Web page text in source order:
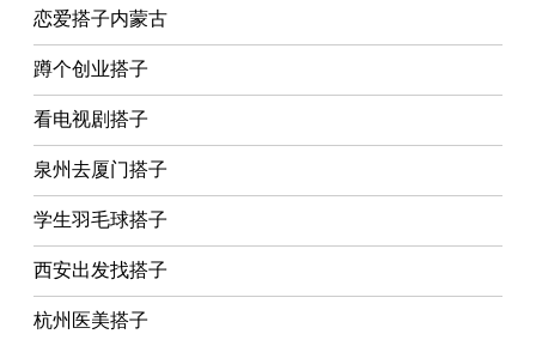
恋爱搭子内蒙古
蹲个创业搭子
看电视剧搭子
泉州去厦门搭子
学生羽毛球搭子
西安出发找搭子
杭州医美搭子